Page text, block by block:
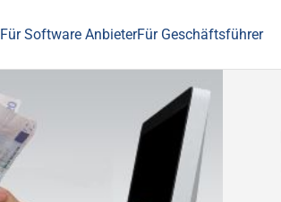
Für Software AnbieterFür Geschäftsführer